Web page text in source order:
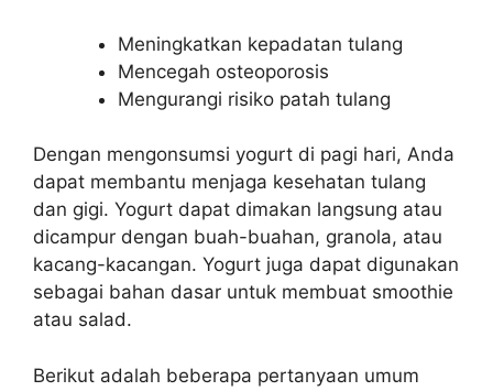
Meningkatkan kepadatan tulang
Mencegah osteoporosis
Mengurangi risiko patah tulang
Dengan mengonsumsi yogurt di pagi hari, Anda
dapat membantu menjaga kesehatan tulang
dan gigi. Yogurt dapat dimakan langsung atau
dicampur dengan buah-buahan, granola, atau
kacang-kacangan. Yogurt juga dapat digunakan
sebagai bahan dasar untuk membuat smoothie
atau salad.
Berikut adalah beberapa pertanyaan umum